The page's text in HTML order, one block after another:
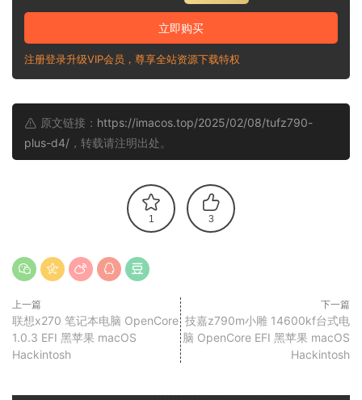
立即购买
注册登录升级VIP会员，尊享全站资源下载特权
原文链接： https://imacos.top/2025/02/08/tufz790-
plus-d4/ ，转载请注明出处。
1 3
上一篇
联想x270 笔记本电脑 OpenCore
1.0.3 EFI 黑苹果 macOS
Hackintosh
下一篇
技嘉z790m小雕 14600kf台式电
脑 OpenCore EFI 黑苹果 macOS
Hackintosh